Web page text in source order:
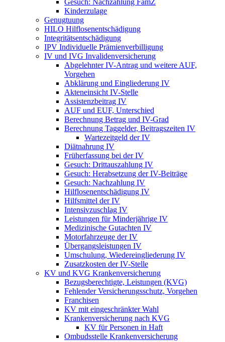
Kinderzulage
Genugtuung
HILO Hilflosenentschädigung
Integritätsentschädigung
IPV Individuelle Prämienverbilligung
IV und IVG Invalidenversicherung
Abgelehnter IV-Antrag und weitere AUF,
Vorgehen
Abklärung und Eingliederung IV
Akteneinsicht IV-Stelle
Assistenzbeitrag IV
AUF und EUF, Unterschied
Berechnung Betrag und IV-Grad
Berechnung Taggelder, Beitragszeiten IV
Wartezeitgeld der IV
Diätnahrung IV
Früherfassung bei der IV
Gesuch: Drittauszahlung IV
Gesuch: Herabsetzung der IV-Beiträge
Gesuch: Nachzahlung IV
Hilflosenentschädigung IV
Hilfsmittel der IV
Intensivzuschlag IV
Leistungen für Minderjährige IV
Medizinische Gutachten IV
Motorfahrzeuge der IV
Übergangsleistungen IV
Umschulung, Wiedereingliederung IV
Zusatzkosten der IV-Stelle
KV und KVG Krankenversicherung
Bezugsberechtigte, Leistungen (KVG)
Fehlender Versicherungsschutz, Vorgehen
Franchisen
KV mit eingeschränkter Wahl
Krankenversicherung nach KVG
KV für Personen in Haft
Ombudsstelle Krankenversicherung